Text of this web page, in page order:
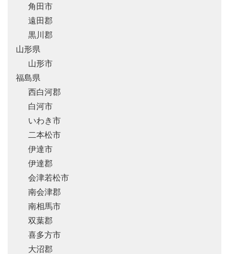
角田市
遠田郡
黒川郡
山形県
山形市
福島県
西白河郡
白河市
いわき市
二本松市
伊達市
伊達郡
会津若松市
南会津郡
南相馬市
双葉郡
喜多方市
大沼郡